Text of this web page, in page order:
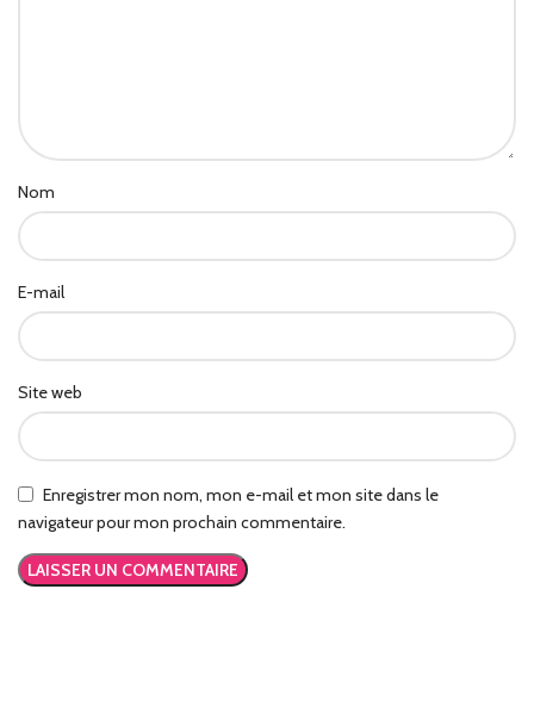
Nom
E-mail
Site web
Enregistrer mon nom, mon e-mail et mon site dans le
navigateur pour mon prochain commentaire.